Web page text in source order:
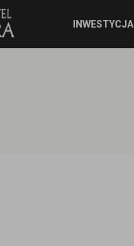
INWESTYCJA